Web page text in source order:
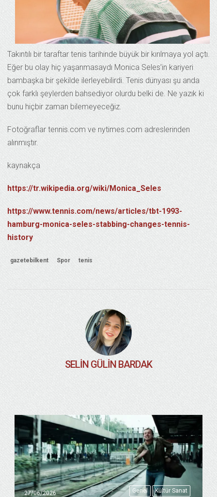
Takıntılı bir taraftar tenis tarihinde büyük bir kırılmaya yol açtı.
Eğer bu olay hiç yaşanmasaydı Monica Seles’in kariyeri
bambaşka bir şekilde ilerleyebilirdi. Tenis dünyası şu anda
çok farklı şeylerden bahsediyor olurdu belki de. Ne yazık ki
bunu hiçbir zaman bilemeyeceğiz.
Fotoğraflar tennis.com ve nytimes.com adreslerinden
alınmıştır.
kaynakça
https://tr.wikipedia.org/wiki/Monica_Seles
https://www.tennis.com/news/articles/tbt-1993-
hamburg-monica-seles-stabbing-changes-tennis-
history
gazetebilkent Spor tenis
SELIN GÜLIN BARDAK
Genel Kültür Sanat
27/06/2026